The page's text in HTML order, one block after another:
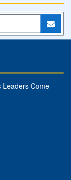
Leaders Come